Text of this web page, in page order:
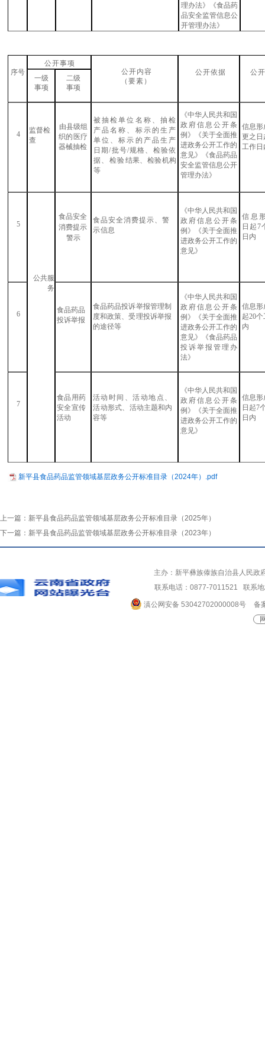
理办法》《食品药
品安全监管信息公
开管理办法》
序号
公开事项
公开内容
（要素）
公开依据 公
一级
事项
二级
事项
4
监督检
查
由县级组
织的医疗
器械抽检
被抽检单位名称、抽检
产品名称、标示的生产
单位 、标示的产品生产
日期/批号/规格、检验依
据、检验结果、检验机构
等
《中华人民共和国
政府信息公开条
例》《关于全面推
进政务公开工作的
意见》《食品药品
安全监管信息公开
管理办法》
信息形
更之日
工作日
5
公共服
务
食品安全
消费提示
警示
食品安全消费提示、警
示信息
《中华人民共和国
政府信息公开条
例》《关于全面推
进政务公开工作的
意见》
信息
日起7
日 内
6
食品药品
投诉举报
食品药品投诉举报管理制
度和政策、受理投诉举报
的途径等
《中华人民共和国
政府信息公开条
例》《关于全面推
进政务公开工作的
意见》《食品药品
投诉举报管理办
法》
信息形
起20
内
7
食品用药
安全宣传
活动
活动时间、活动地点、
活动形式、活动主题和内
容等
《中华人民共和国
政府信息公开条
例》《关于全面推
进政务公开工作的
意见》
信息形
日 起7
日内
新平县食品药品监管领域基层政务公开标准目录（2024年）.pdf
上一篇： 新平县食品药品监管领域基层政务公开标准目录（2025年）
下一篇： 新平县食品药品监管领域基层政务公开标准目录（2023年）
主办：新平彝族傣族自治县人民
联系电话：0877-7011521 联系
滇公网安备 53042702000008号
备